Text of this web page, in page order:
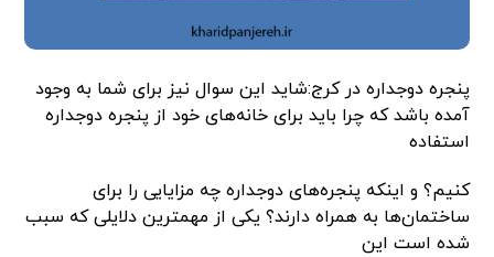
پنجره دوجداره در کرج:شاید این سوال نیز برای شما به وجود
آمده باشد که چرا باید برای خانه‌های خود از پنجره دوجداره
استفاده
کنیم؟ و اینکه پنجره‌های دوجداره چه مزایایی را برای
ساختمان‌ها به همراه دارند؟ یکی از مهمترین دلایلی که سبب
شده است این